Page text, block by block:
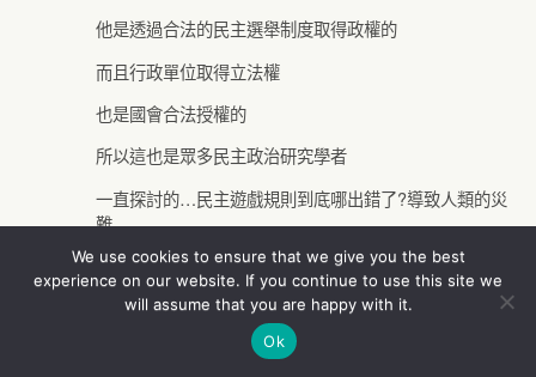
他是透過合法的民主選舉制度取得政權的
而且行政單位取得立法權
也是國會合法授權的
所以這也是眾多民主政治研究學者
一直探討的…民主遊戲規則到底哪出錯了?導致人類的災
難
據我所知5%小黨取得國會席次的門檻
就是德國戰後根據民主缺失的改正之一
We use cookies to ensure that we give you the best
experience on our website. If you continue to use this site we
will assume that you are happy with it.
Ok